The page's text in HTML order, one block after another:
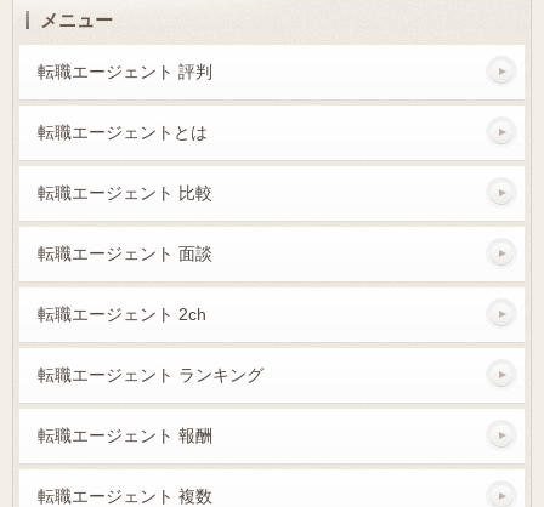
メニュー
転職エージェント 評判
転職エージェントとは
転職エージェント 比較
転職エージェント 面談
転職エージェント 2ch
転職エージェント ランキング
転職エージェント 報酬
転職エージェント 複数